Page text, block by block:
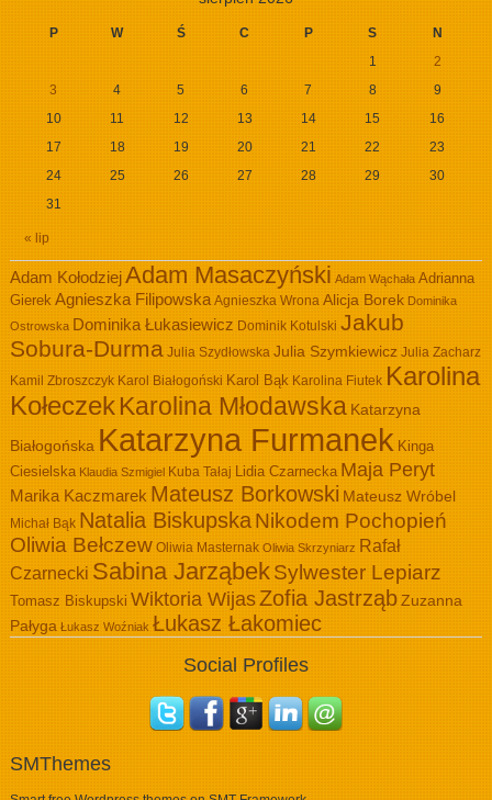
P W Ś C P S N
« lip
1
2
3
4 5 6 7 8
9
10
11 12 13 14 15
16
17
18 19 20 21 22
23
24
25 26 27 28 29
30
31
Adam KołodziejAdam Masaczyński Adam Wąchała Adrianna
Gierek Agnieszka Filipowska Agnieszka Wrona Alicja Borek Dominika
Ostrowska Dominika Łukasiewicz Dominik Kotulski Jakub
Sobura-Durma Julia Szydłowska Julia Szymkiewicz Julia Zacharz
Kamil Zbroszczyk Karol Białogoński Karol Bąk Karolina Fiutek Karolina
KołeczekKarolina Młodawska Katarzyna
Białogońska Katarzyna Furmanek Kinga
Ciesielska Klaudia Szmigiel Kuba Tałaj Lidia Czarnecka Maja Peryt
Marika Kaczmarek Mateusz Borkowski Mateusz Wróbel
Michał Bąk Natalia BiskupskaNikodem Pochopień
Oliwia Bełczew Oliwia Masternak Oliwia Skrzyniarz Rafał
Czarnecki Sabina JarząbekSylwester Lepiarz
Tomasz Biskupski Wiktoria WijasZofia JastrząbZuzanna
Pałyga Łukasz Woźniak Łukasz Łakomiec
Social Profiles
SMThemes